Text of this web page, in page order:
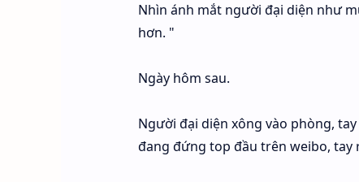
Nhìn ánh mắt người đại diện như
hơn. "
Ngày hôm sau.
Người đại diện xông vào phòng,
đang đứng top đầu trên weibo, tay